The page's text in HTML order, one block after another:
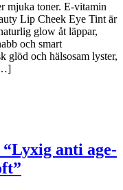
mjuka toner. E-vitamin
Lip Cheek Eye Tint är
glow åt läppar,
och smart
glöd och hälsosam lyster,
anti age-